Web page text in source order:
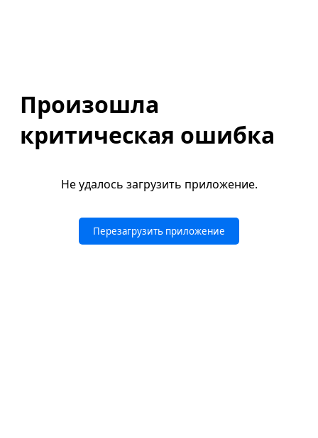
Произошла
критическая ошибка
Не удалось загрузить приложение.
Перезагрузить приложение